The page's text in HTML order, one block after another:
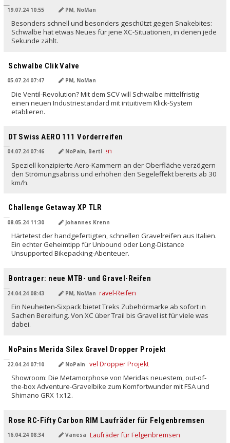
19.07.24 10:55 PM, NoMan
Besonders schnell und besonders geschützt gegen Snakebites:
Schwalbe hat etwas Neues für jene XC-Situationen, in denen jede
Sekunde zählt.
Schwalbe Clik Valve
05.07.24 07:47 PM, NoMan
Die Ventil-Revolution? Mit dem SCV will Schwalbe mittelfristig
einen neuen Industriestandard mit intuitivem Klick-System
etablieren.
DT Swiss AERO 111 Vorderreifen
04.07.24 07:46 NoPain, Bertl
Speziell konzipierte Aero-Kammern an der Oberfläche verzögern
den Strömungsabriss und erhöhen den Segeleffekt bereits ab 30
km/h.
Challenge Getaway XP TLR
08.05.24 11:30 Johannes Krenn
Härtetest der handgefertigten, schnellen Gravelreifen aus Italien.
Ein echter Geheimtipp für Unbound oder Long-Distance
Unsupported Bikepacking-Abenteuer.
Bontrager: neue MTB- und Gravel-Reifen
24.04.24 08:43 PM, NoMan
Ein Neuheiten-Sixpack bietet Treks Zubehörmarke ab sofort in
Sachen Bereifung. Von XC über Trail bis Gravel ist für viele was
dabei.
NoPains Merida Silex Gravel Dropper Projekt
22.04.24 07:10 NoPain
Showroom: Die Metamorphose von Meridas neuestem, out-of-
the-box Adventure-Gravelbike zum Komfortwunder mit FSA und
Shimano GRX 1x12.
Rose RC-Fifty Carbon RIM Laufräder für Felgenbremsen
16.04.24 08:34 Vanesa